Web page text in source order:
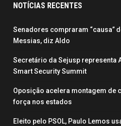
NOTÍCIAS RECENTES
Senadores compraram “causa”
Messias, diz Aldo
Secretário da Sejusp representa
Smart Security Summit
Oposição acelera montagem de
força nos estados
Eleito pelo PSOL, Paulo Lemos